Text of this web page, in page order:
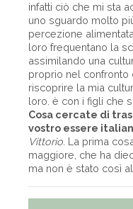
infatti ciò che mi sta
uno sguardo molto
percezione
loro frequentano la
assimilando una
proprio nel confronto
riscoprire la mia
loro. è con i figli che
Cosa cercate di
vostro essere
Vittorio . La prima
maggiore, che ha
ma non è stato così